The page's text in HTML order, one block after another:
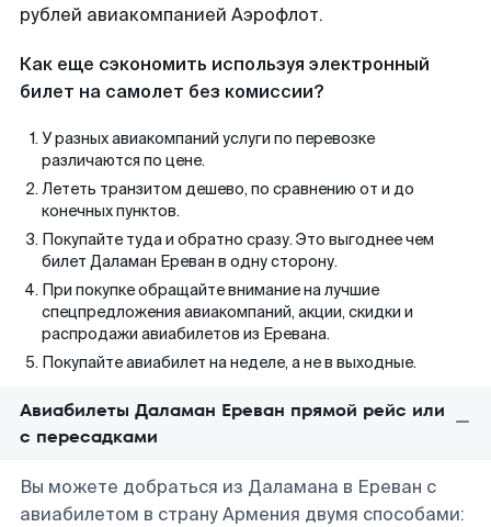
рублей авиакомпанией Аэрофлот.
Как еще сэкономить используя электронный
билет на самолет без комиссии?
У разных авиакомпаний услуги по перевозке
различаются по цене.
Лететь транзитом дешево, по сравнению от и до
конечных пунктов.
Покупайте туда и обратно сразу. Это выгоднее чем
билет Даламан Ереван в одну сторону.
При покупке обращайте внимание на лучшие
спецпредложения авиакомпаний, акции, скидки и
распродажи авиабилетов из Еревана.
Покупайте авиабилет на неделе, а не в выходные.
Авиабилеты Даламан Ереван прямой рейс или
с пересадками
Вы можете добраться из Даламана в Ереван с
авиабилетом в страну Армения двумя способами: